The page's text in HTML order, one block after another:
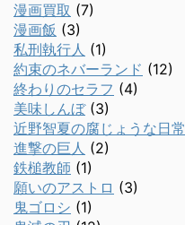
漫画買取 (7)
漫画飯 (3)
私刑執行人 (1)
約束のネバーランド (12)
終わりのセラフ (4)
美味しんぼ(3)
近野智夏の腐じょうな日常
進撃の巨人 (2)
鉄槌教師 (1)
願いのアストロ (3)
鬼ゴロシ (1)